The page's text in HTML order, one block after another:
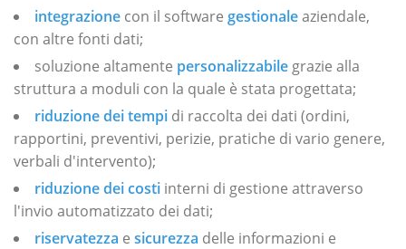
integrazione con il software gestionaleaziendale,
con altre fonti dati;
soluzione altamente personalizzabile grazie alla
struttura a moduli con la quale è stata progettata;
riduzione dei tempi di raccolta dei dati (ordini,
rapportini, preventivi, perizie, pratiche di vario genere,
verbali d'intervento);
riduzione dei costi interni di gestione attraverso
l'invio automatizzato dei dati;
riservatezza e sicurezza delle informazioni e